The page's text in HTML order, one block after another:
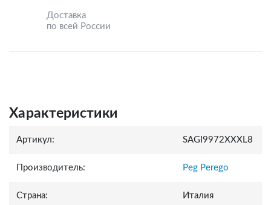
Доставка
по всей России
Характеристики
Артикул: SAGI9972XXXL8
Производитель: Peg Perego
Страна: Италия